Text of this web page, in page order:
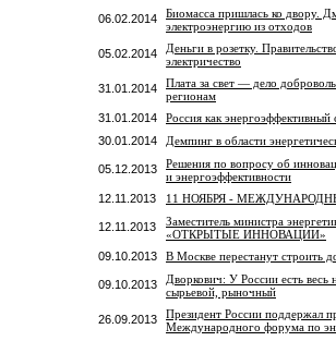
06.02.2014
Биомасса пришлась ко двору.
электроэнергию из отходов
05.02.2014
Деньги в розетку.
электричество
31.01.2014
Плата за свет — дело
регионам
31.01.2014
Россия как энергоэффективный
30.01.2014
Демпинг в области
05.12.2013
Решения по вопросу об
и энергоэффективности
12.11.2013
11 НОЯБРЯ -
12.11.2013
Заместитель министра
«ОТКРЫТЫЕ ИННОВАЦИИ»
09.10.2013
В Москве перестанут строить
09.10.2013
Дворкович: У России есть весь
сырьевой, рыночный
26.09.2013
Президент России поддержал
Международного форума по